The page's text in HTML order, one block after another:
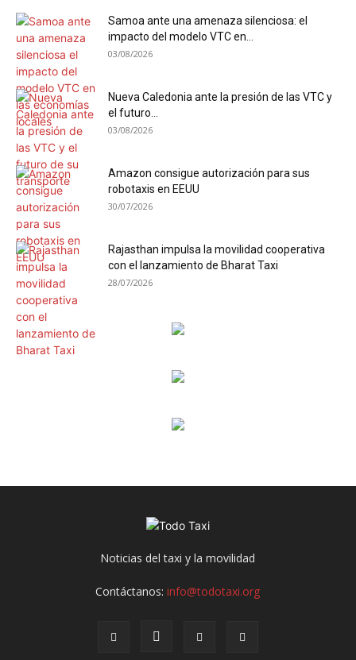
Samoa ante una amenaza silenciosa: el
impacto del modelo VTC en...
03/08/2026
Nueva Caledonia ante la presión de las VTC y
el futuro...
03/08/2026
Amazon consigue autorización para sus
robotaxis en EEUU
30/07/2026
Rajasthan impulsa la movilidad cooperativa
con el lanzamiento de Bharat Taxi
28/07/2026
Noticias del taxi y la movilidad
Contáctanos:info@todotaxi.org